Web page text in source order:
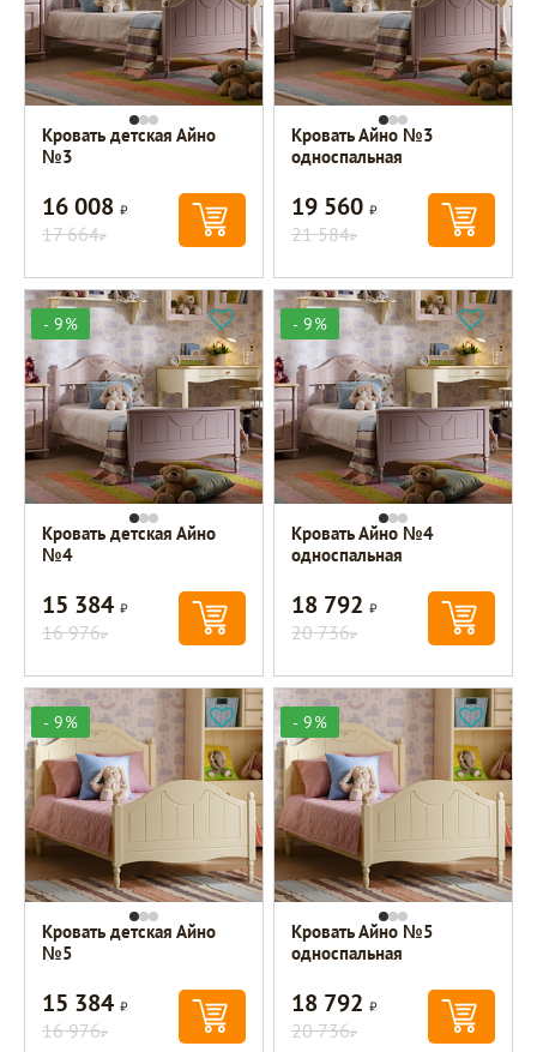
Кровать детская Айно
№3
16 008Р
17 664Р
Кровать Айно №3
односпальная
19 560Р
21 584Р
- 9%
Кровать детская Айно
№4
15 384Р
16 976Р
- 9%
Кровать Айно №4
односпальная
18 792Р
20 736Р
- 9%
Кровать детская Айно
№5
15 384Р
16 976Р
- 9%
Кровать Айно №5
односпальная
18 792Р
20 736Р